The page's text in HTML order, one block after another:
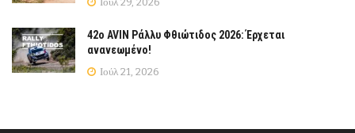
42ο AVIN Ράλλυ Φθιώτιδος 2026: Έρχεται
ανανεωμένο!
Ιούλ 21, 2026